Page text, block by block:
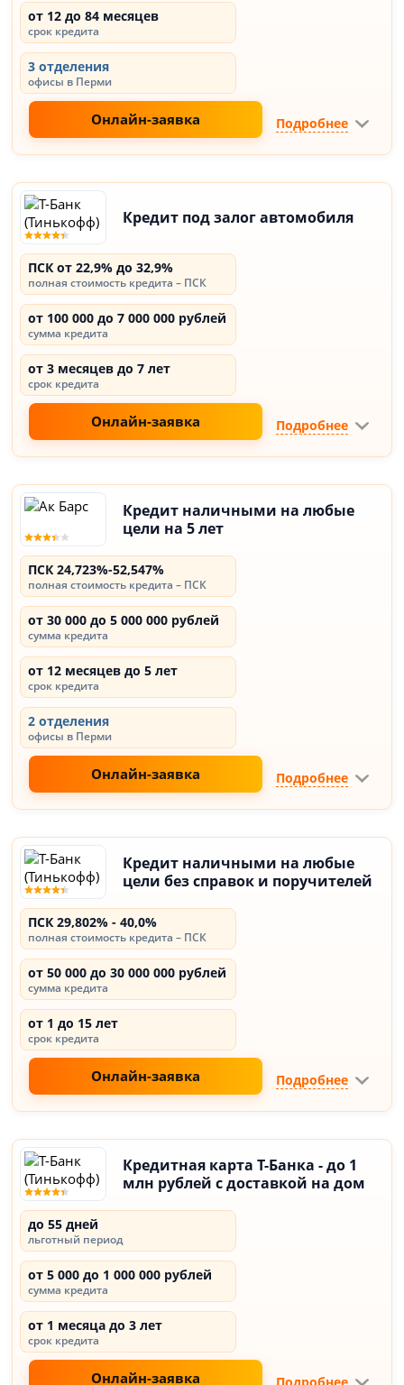
от 12 до 84 месяцев
срок кредита
3 отделения
офисы в Перми
Онлайн-заявка Подробнее
Кредит под залог автомобиля
ПСК от 22,9% до 32,9%
полная стоимость кредита – ПСК
от 100 000 до 7 000 000 рублей
сумма кредита
от 3 месяцев до 7 лет
срок кредита
Онлайн-заявка Подробнее
Кредит наличными на любые
цели на 5 лет
ПСК 24,723%-52,547%
полная стоимость кредита – ПСК
от 30 000 до 5 000 000 рублей
сумма кредита
от 12 месяцев до 5 лет
срок кредита
2 отделения
офисы в Перми
Онлайн-заявка Подробнее
Кредит наличными на любые
цели без справок и поручителей
ПСК 29,802% - 40,0%
полная стоимость кредита – ПСК
от 50 000 до 30 000 000 рублей
сумма кредита
от 1 до 15 лет
срок кредита
Онлайн-заявка Подробнее
Кредитная карта Т-Банка - до 1
млн рублей с доставкой на дом
до 55 дней
льготный период
от 5 000 до 1 000 000 рублей
сумма кредита
от 1 месяца до 3 лет
срок кредита
Онлайн-заявка